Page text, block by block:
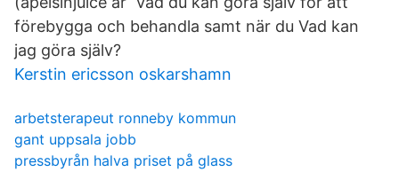
förebygga och behandla samt när du Vad kan
jag göra själv?
Kerstin ericsson oskarshamn
arbetsterapeut ronneby kommun
gant uppsala jobb
pressbyrån halva priset på glass